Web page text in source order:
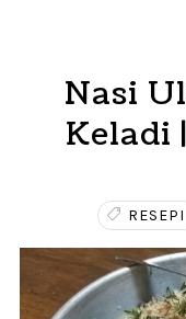
Nasi
Keladi
RESEPI